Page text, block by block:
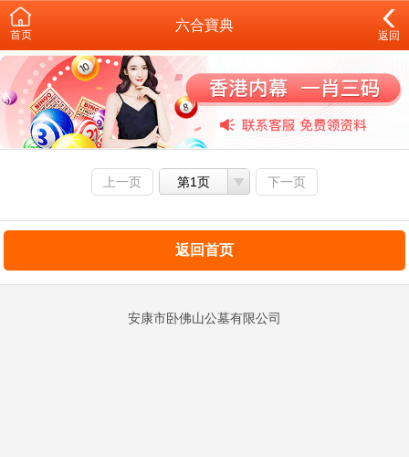
首页
六合寶典
返回
上一页 第1页 下一页
返回首页
安康市卧佛山公墓有限公司